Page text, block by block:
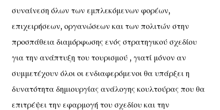
συναίνεση όλων των εμπλεκόμενων φορέων,
επιχειρήσεων, οργανώσεων και των πολιτών στην
προσπάθεια διαμόρφωσης ενός στρατηγικού σχεδίου
για την ανάπτυξη του τουρισμού , γιατί μόνον αν
συμμετέχουν όλοι οι ενδιαφερόμενοι θα υπάρξει η
δυνατότητα δημιουργίας ανάλογης κουλτούρας που θα
επιτρέψει την εφαρμογή του σχεδίου και την